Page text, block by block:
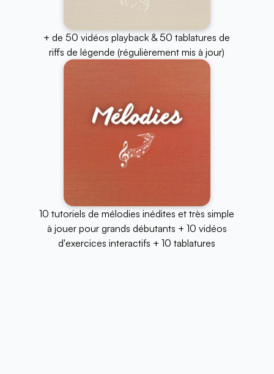
+ de 50 vidéos playback & 50 tablatures de
riffs de légende (régulièrement mis à jour)
10 tutoriels de mélodies inédites et très simple
à jouer pour grands débutants + 10 vidéos
d'exercices interactifs + 10 tablatures